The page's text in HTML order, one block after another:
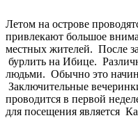
Летом на острове
привлекают большое
местных жителей. После
бурлить на Ибице.
людьми. Обычно это
Заключительные
проводится в первой
для посещения является